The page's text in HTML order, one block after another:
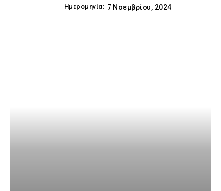
Ημερομηνία: 7 Νοεμβρίου, 2024